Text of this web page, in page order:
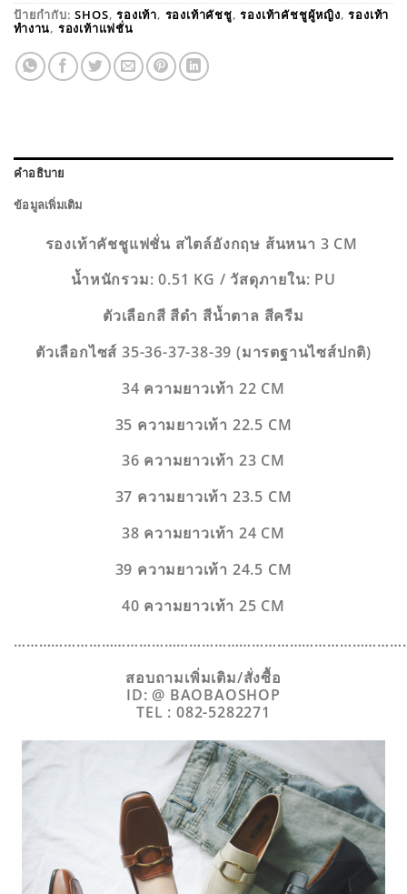
ป้ายกำกับ:SHOS,รองเท้า, รองเท้าคัชชู,รองเท้าคัชชูผู้หญิง,รองเท้า
ทำงาน, รองเท้าแฟชั่น
คำอธิบาย
ข้อมูลเพิ่มเติม
รองเท้าคัชชูแฟชั่น สไตล์อังกฤษ ส้นหนา 3 CM
น้ำหนักรวม: 0.51 KG / วัสดุภายใน: PU
ตัวเลือกสี สีดำ สีน้ำตาล สีครีม
ตัวเลือกไซส์ 35-36-37-38-39 (มารตฐานไซส์ปกติ)
34 ความยาวเท้า 22 CM
35 ความยาวเท้า 22.5 CM
36 ความยาวเท้า 23 CM
37 ความยาวเท้า 23.5 CM
38 ความยาวเท้า 24 CM
39 ความยาวเท้า 24.5 CM
40 ความยาวเท้า 25 CM
สอบถามเพิ่มเติม/สั่งซื้อ
ID: @ BAOBAOSHOP
TEL : 082-5282271